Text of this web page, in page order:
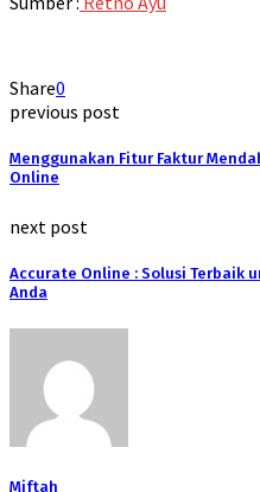
Share0
previous post
Menggunakan Fitur Faktur
Online
next post
Accurate Online : Solusi Terbaik
Anda
Miftah